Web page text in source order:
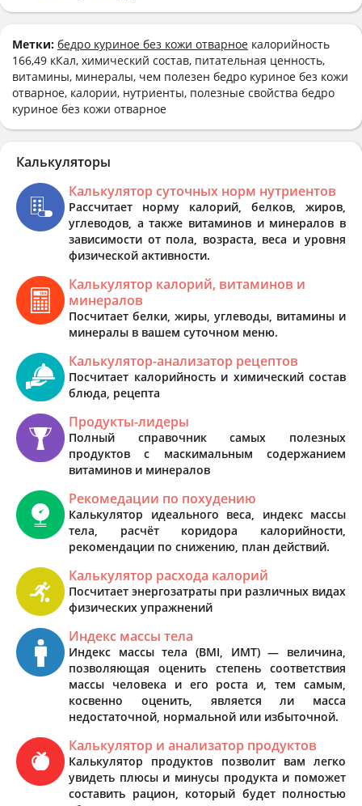
Метки: бедро куриное без кожи отварное калорийность
166,49 кКал, химический состав, питательная ценность,
витамины, минералы, чем полезен бедро куриное без кожи
отварное, калории, нутриенты, полезные свойства бедро
куриное без кожи отварное
Калькуляторы
Калькулятор суточных норм нутриентов
Рассчитает норму калорий, белков, жиров,
углеводов, а также витаминов и минералов в
зависимости от пола, возраста, веса и уровня
физической активности.
Калькулятор калорий, витаминов и
минералов
Посчитает белки, жиры, углеводы, витамины и
минералы в вашем суточном меню.
Калькулятор-анализатор рецептов
Посчитает калорийность и химический состав
блюда, рецепта
Продукты-лидеры
Полный справочник самых полезных
продуктов с маскимальным содержанием
витаминов и минералов
Рекомедации по похудению
Калькулятор идеального веса, индекс массы
тела, расчёт коридора калорийности,
рекомендации по снижению, план действий.
Калькулятор расхода калорий
Посчитает энергозатраты при различных видах
физических упражнений
Индекс массы тела
Индекс массы тела (BMI, ИМТ) — величина,
позволяющая оценить степень соответствия
массы человека и его роста и, тем самым,
косвенно оценить, является ли масса
недостаточной, нормальной или избыточной.
Калькулятор и анализатор продуктов
Калькулятор продуктов позволит вам легко
увидеть плюсы и минусы продукта и поможет
составить рацион, который будет полностью